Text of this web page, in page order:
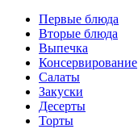
Первые блюда
Вторые блюда
Выпечка
Консервирование
Салаты
Закуски
Десерты
Торты